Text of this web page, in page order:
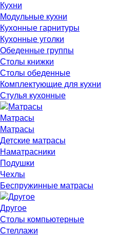
Кухни
Модульные кухни
Кухонные гарнитуры
Кухонные уголки
Обеденные группы
Столы книжки
Столы обеденные
Комплектующие для кухни
Стулья кухонные
Матрасы
Матрасы
Детские матрасы
Наматрасники
Подушки
Чехлы
Беспружинные матрасы
Другое
Столы компьютерные
Стеллажи